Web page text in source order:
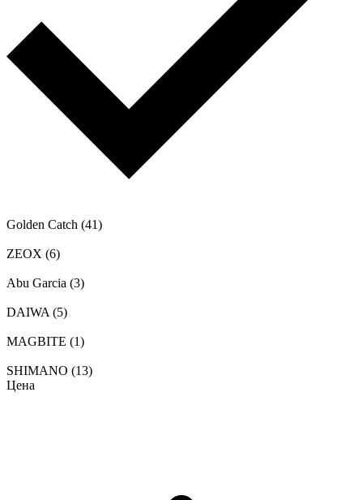
Golden Catch (41)
ZEOX (6)
Abu Garcia (3)
DAIWA (5)
MAGBITE (1)
SHIMANO (13)
Цена